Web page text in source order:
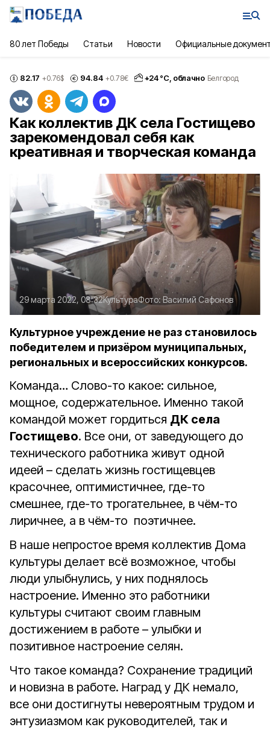
80 лет Победы Статьи Новости Официальные
82.17 +0.76$ 94.84 +0.78€ +24°С, облачно Белгород
Как коллектив ДК села Гостищево
зарекомендовал себя как
креативная и творческая команда
29 марта 2022, 08:32КультураФото:Василий Сафонов
Культурное учреждение не раз становилось
победителем и призёром муниципальных,
региональных и всероссийских конкурсов.
Команда… Слово-то какое: сильное,
мощное, содержательное. Именно такой
командой может гордиться ДК села
Гостищево. Все они, от заведующего до
технического работника живут одной
идеей – сделать жизнь гостищевцев
красочнее, оптимистичнее, где-то
смешнее, где-то трогательнее, в чём-то
лиричнее, а в чём-то поэтичнее.
В наше непростое время коллектив Дома
культуры делает всё возможное, чтобы
люди улыбнулись, у них поднялось
настроение. Именно это работники
культуры считают своим главным
достижением в работе – улыбки и
позитивное настроение селян.
Что такое команда? Сохранение традиций
и новизна в работе. Наград у ДК немало,
все они достигнуты невероятным трудом и
энтузиазмом как руководителей, так и